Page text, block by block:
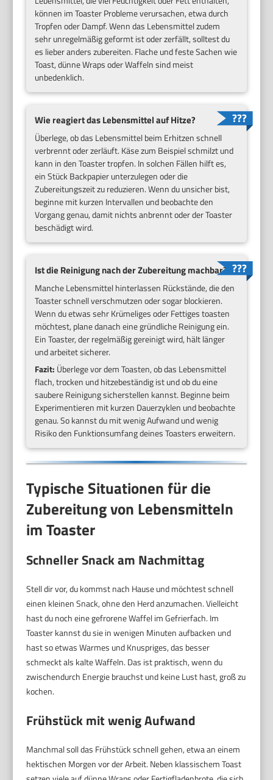
können im Toaster Probleme verursachen, etwa durch
Tropfen oder Dampf. Wenn das Lebensmittel zudem
sehr unregelmäßig geformt ist oder zerfällt, solltest du
es lieber anders zubereiten. Flache und feste Sachen wie
Toast, dünne Wraps oder Waffeln sind meist
unbedenklich.
Wie reagiert das Lebensmittel auf Hitze?
Überlege, ob das Lebensmittel beim Erhitzen schnell
verbrennt oder zerläuft. Käse zum Beispiel schmilzt und
kann in den Toaster tropfen. In solchen Fällen hilft es,
ein Stück Backpapier unterzulegen oder die
Zubereitungszeit zu reduzieren. Wenn du unsicher bist,
beginne mit kurzen Intervallen und beobachte den
Vorgang genau, damit nichts anbrennt oder der Toaster
beschädigt wird.
Ist die Reinigung nach der Zubereitung machbar?
Manche Lebensmittel hinterlassen Rückstände, die den
Toaster schnell verschmutzen oder sogar blockieren.
Wenn du etwas sehr Krümeliges oder Fettiges toasten
möchtest, plane danach eine gründliche Reinigung ein.
Ein Toaster, der regelmäßig gereinigt wird, hält länger
und arbeitet sicherer.
Fazit: Überlege vor dem Toasten, ob das Lebensmittel
flach, trocken und hitzebeständig ist und ob du eine
saubere Reinigung sicherstellen kannst. Beginne beim
Experimentieren mit kurzen Dauerzyklen und beobachte
genau. So kannst du mit wenig Aufwand und wenig
Risiko den Funktionsumfang deines Toasters erweitern.
Typische Situationen für die
Zubereitung von Lebensmitteln
im Toaster
Schneller Snack am Nachmittag
Stell dir vor, du kommst nach Hause und möchtest schnell
einen kleinen Snack, ohne den Herd anzumachen. Vielleicht
hast du noch eine gefrorene Waffel im Gefrierfach. Im
Toaster kannst du sie in wenigen Minuten aufbacken und
hast so etwas Warmes und Knuspriges, das besser
schmeckt als kalte Waffeln. Das ist praktisch, wenn du
zwischendurch Energie brauchst und keine Lust hast, groß zu
kochen.
Frühstück mit wenig Aufwand
Manchmal soll das Frühstück schnell gehen, etwa an einem
hektischen Morgen vor der Arbeit. Neben klassischem Toast